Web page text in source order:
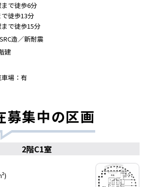
で徒歩6分
徒歩13分
で徒歩15分
造／新耐震
建
車場：有
募集中の区画
2階C1室